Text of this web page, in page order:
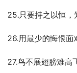
25.只要持之以恒，
26.用最少的悔恨面
27.鸟不展翅膀难高